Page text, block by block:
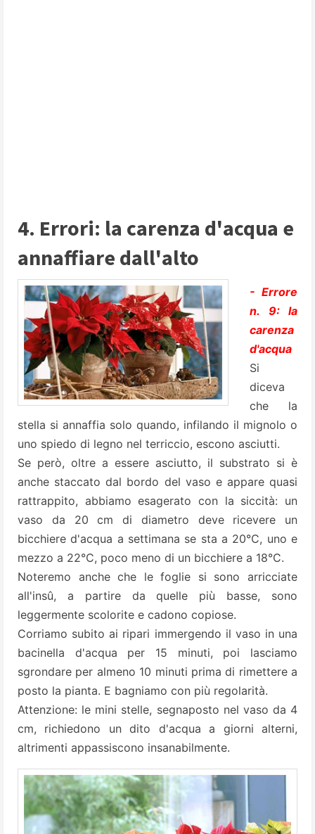
4. Errori: la carenza d'acqua e
annaffiare dall'alto
- Errore
n. 9: la
carenza
d'acqua
Si
diceva
che la
stella si annaffia solo quando, infilando il mignolo o
uno spiedo di legno nel terriccio, escono asciutti.
Se però, oltre a essere asciutto, il substrato si è
anche staccato dal bordo del vaso e appare quasi
rattrappito, abbiamo esagerato con la siccità: un
vaso da 20 cm di diametro deve ricevere un
bicchiere d'acqua a settimana se sta a 20°C, uno e
mezzo a 22°C, poco meno di un bicchiere a 18°C.
Noteremo anche che le foglie si sono arricciate
all'insû, a partire da quelle più basse, sono
leggermente scolorite e cadono copiose.
Corriamo subito ai ripari immergendo il vaso in una
bacinella d'acqua per 15 minuti, poi lasciamo
sgrondare per almeno 10 minuti prima di rimettere a
posto la pianta. E bagniamo con più regolarità.
Attenzione: le mini stelle, segnaposto nel vaso da 4
cm, richiedono un dito d'acqua a giorni alterni,
altrimenti appassiscono insanabilmente.